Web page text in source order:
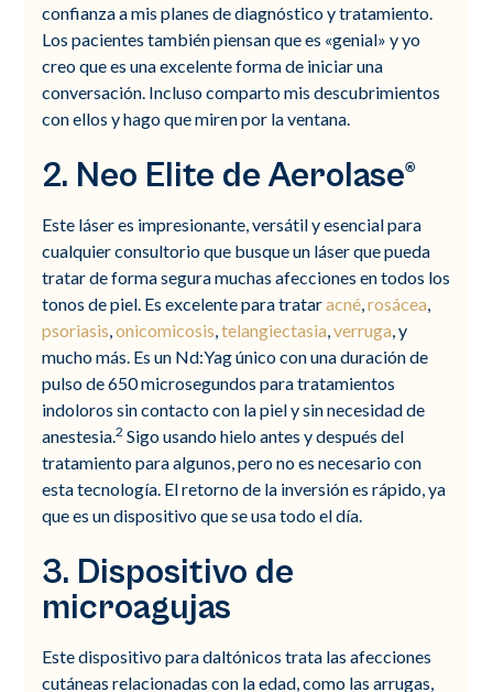
confianza a mis planes de diagnóstico y tratamiento.
Los pacientes también piensan que es «genial» y yo
creo que es una excelente forma de iniciar una
conversación. Incluso comparto mis descubrimientos
con ellos y hago que miren por la ventana.
2. Neo Elite de Aerolase®
Este láser es impresionante, versátil y esencial para
cualquier consultorio que busque un láser que pueda
tratar de forma segura muchas afecciones en todos los
tonos de piel. Es excelente para trataracné,rosácea,
psoriasis,onicomicosis,telangiectasia,verruga, y
mucho más. Es un Nd:Yag único con una duración de
pulso de 650 microsegundos para tratamientos
indoloros sin contacto con la piel y sin necesidad de
anestesia.2 Sigo usando hielo antes y después del
tratamiento para algunos, pero no es necesario con
esta tecnología. El retorno de la inversión es rápido, ya
que es un dispositivo que se usa todo el día.
3. Dispositivo de
microagujas
Este dispositivo para daltónicos trata las afecciones
cutáneas relacionadas con la edad, como las arrugas,